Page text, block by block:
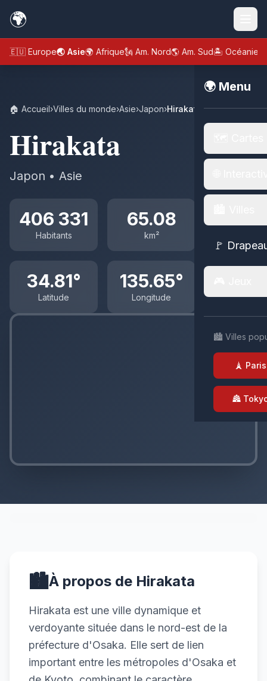
🌍
🇪🇺 Europe🌏 Asie🌍 Afrique🗽 Am. Nord🌎 Am. Sud🏝️ Océanie
🌍 Menu
🚩
🏙️ Villes
🗼 Paris
🏯
🏠 Accueil›Villes du monde›Asie›Japon›Hirakata
Hirakata
Japon • Asie
406 331
Habitants
65.08
km²
34.81°
Latitude
135.65°
Longitude
🏙️À propos de Hirakata
Hirakata est une ville dynamique et
verdoyante située dans le nord-est de la
préfecture d'Osaka. Elle sert de lien
important entre les métropoles d'Osaka et